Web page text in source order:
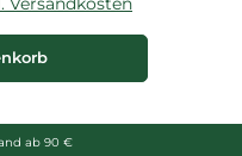
ab 90 €